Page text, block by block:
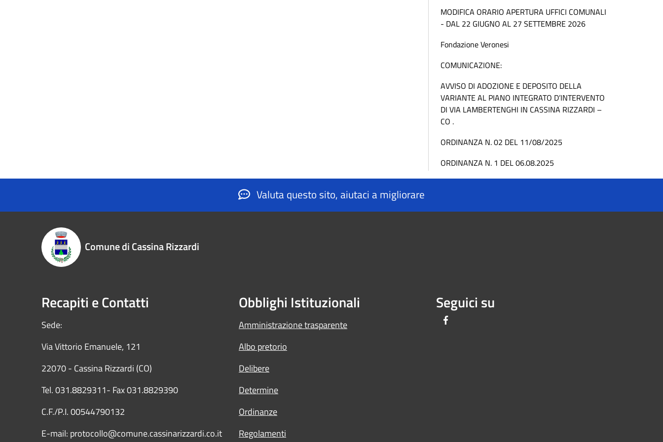
MODIFICA ORARIO APERTURA UFFICI COMUNALI
- DAL 22 GIUGNO AL 27 SETTEMBRE 2026
Fondazione Veronesi
COMUNICAZIONE:
AVVISO DI ADOZIONE E DEPOSITO DELLA
VARIANTE AL PIANO INTEGRATO D’INTERVENTO
DI VIA LAMBERTENGHI IN CASSINA RIZZARDI –
CO .
ORDINANZA N. 02 DEL 11/08/2025
ORDINANZA N. 1 DEL 06.08.2025
Valuta questo sito, aiutaci a migliorare
Comune di Cassina Rizzardi
Recapiti e Contatti
Sede:
Via Vittorio Emanuele, 121
22070 - Cassina Rizzardi (CO)
Tel. 031.8829311- Fax 031.8829390
C.F./P.I. 00544790132
E-mail: protocollo@comune.cassinarizzardi.co.it
Obblighi Istituzionali
Amministrazione trasparente
Albo pretorio
Delibere
Determine
Ordinanze
Regolamenti
Seguici su